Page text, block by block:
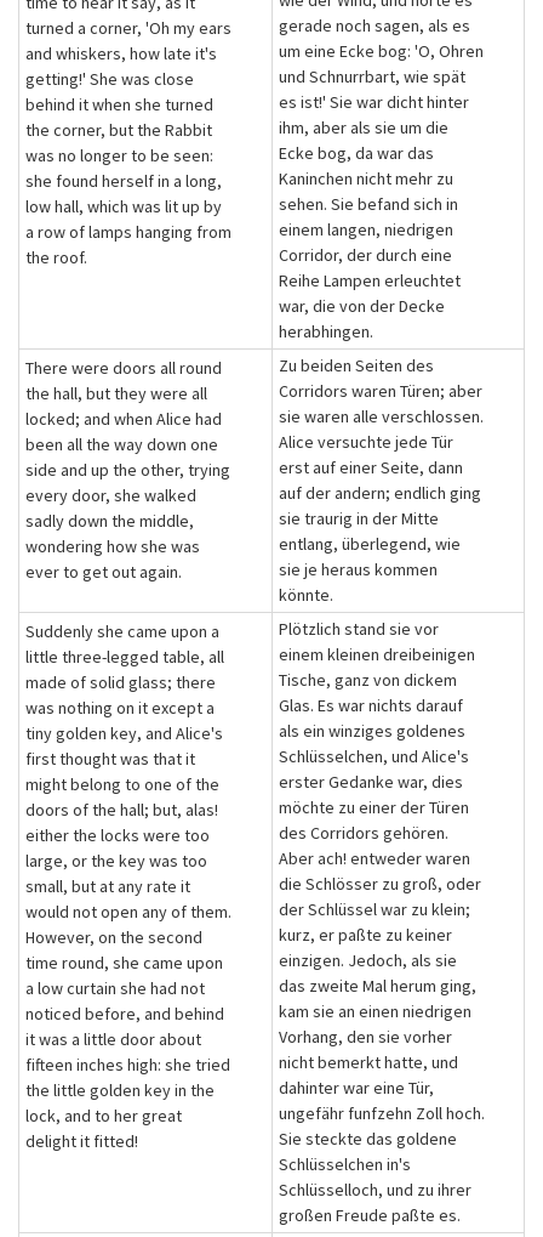
turned a corner, 'Oh my ears
and whiskers, how late it's
getting!' She was close
behind it when she turned
the corner, but the Rabbit
was no longer to be seen:
she found herself in a long,
low hall, which was lit up by
a row of lamps hanging from
the roof.
gerade noch sagen, als es
um eine Ecke bog: 'O, Ohren
und Schnurrbart, wie spät
es ist!' Sie war dicht hinter
ihm, aber als sie um die
Ecke bog, da war das
Kaninchen nicht mehr zu
sehen. Sie befand sich in
einem langen, niedrigen
Corridor, der durch eine
Reihe Lampen erleuchtet
war, die von der Decke
herabhingen.
There were doors all round
the hall, but they were all
locked; and when Alice had
been all the way down one
side and up the other, trying
every door, she walked
sadly down the middle,
wondering how she was
ever to get out again.
Zu beiden Seiten des
Corridors waren Türen; aber
sie waren alle verschlossen.
Alice versuchte jede Tür
erst auf einer Seite, dann
auf der andern; endlich ging
sie traurig in der Mitte
entlang, überlegend, wie
sie je heraus kommen
könnte.
Suddenly she came upon a
little three-legged table, all
made of solid glass; there
was nothing on it except a
tiny golden key, and Alice's
first thought was that it
might belong to one of the
doors of the hall; but, alas!
either the locks were too
large, or the key was too
small, but at any rate it
would not open any of them.
However, on the second
time round, she came upon
a low curtain she had not
noticed before, and behind
it was a little door about
fifteen inches high: she tried
the little golden key in the
lock, and to her great
delight it fitted!
Plötzlich stand sie vor
einem kleinen dreibeinigen
Tische, ganz von dickem
Glas. Es war nichts darauf
als ein winziges goldenes
Schlüsselchen, und Alice's
erster Gedanke war, dies
möchte zu einer der Türen
des Corridors gehören.
Aber ach! entweder waren
die Schlösser zu groß, oder
der Schlüssel war zu klein;
kurz, er paßte zu keiner
einzigen. Jedoch, als sie
das zweite Mal herum ging,
kam sie an einen niedrigen
Vorhang, den sie vorher
nicht bemerkt hatte, und
dahinter war eine Tür,
ungefähr funfzehn Zoll hoch.
Sie steckte das goldene
Schlüsselchen in's
Schlüsselloch, und zu ihrer
großen Freude paßte es.